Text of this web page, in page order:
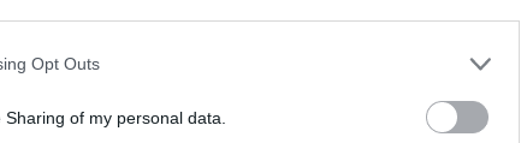
Opt Outs
of my personal data.